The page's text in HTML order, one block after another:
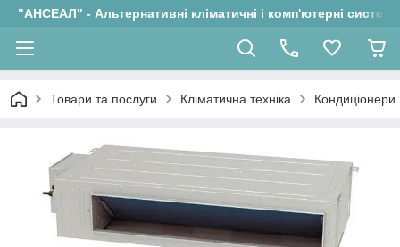
"АНСЕАЛ" - Альтернативні кліматичні і комп'ютерні системи
Товари та послуги Кліматична техніка Кондиціонери